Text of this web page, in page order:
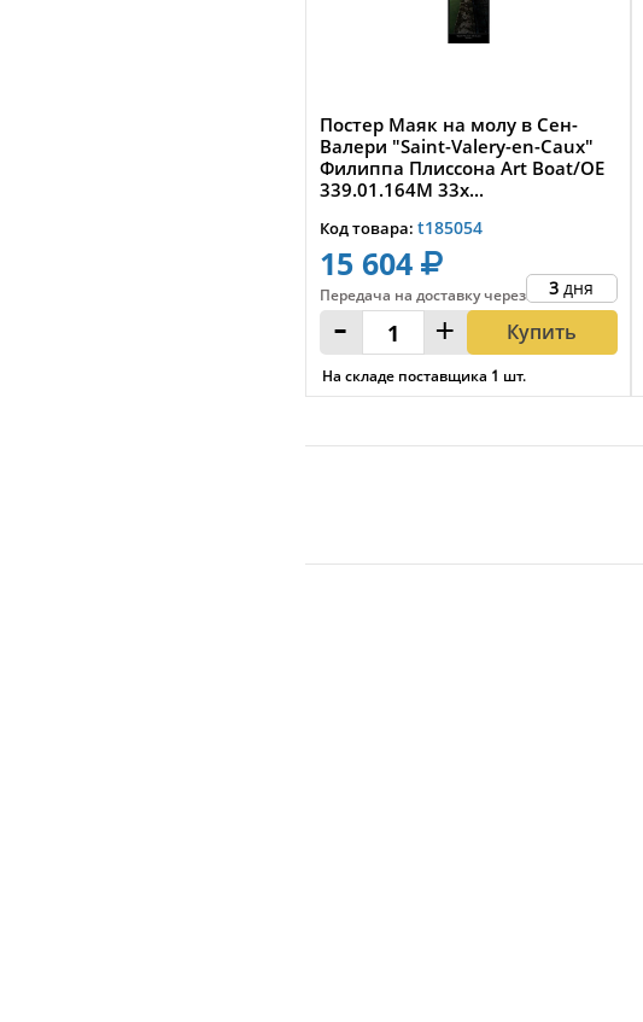
Постер Маяк на молу в Сен-
Валери "Saint-Valery-en-Caux"
Филиппа Плиссона Art Boat/OE
339.01.164M 33x...
Код товара: t185054
15 604
Передача на доставкучерез: 3 дня
- + Купить
На складе поставщика 1 шт.